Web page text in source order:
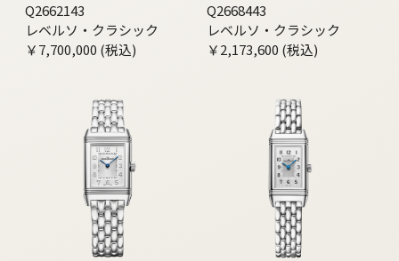
Q2662143
レベルソ・クラシック
￥7,700,000 (税込)
Q2668443
レベルソ・クラシック
￥2,173,600 (税込)